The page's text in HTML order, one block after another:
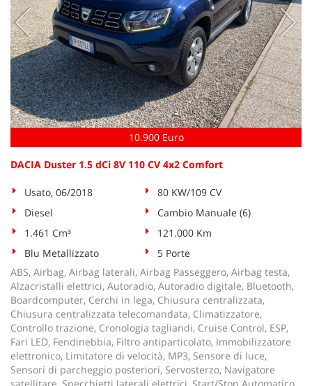
10.900 Euro
DACIA Duster 1.5 dCi 8V 110 CV 4x2 Comfort
Usato, 06/2018
80 KW/109 CV
Diesel
Cambio Manuale (6)
1.461 Cm³
121.000 Km
Blu Metallizzato
5 Porte
ABS, Airbag, Airbag laterali, Airbag Passeggero, Airbag testa,
Alzacristalli elettrici, Autoradio, Autoradio digitale, Bluetooth,
Boardcomputer, Cerchi in lega, Chiusura centralizzata,
Chiusura centralizzata telecomandata, Climatizzatore,
Controllo trazione, Cronologia tagliandi, Cruise Control, ESP,
Fari LED, Fendinebbia, Filtro antiparticolato, Immobilizzatore
elettronico, Limitatore di velocità, MP3, Sensore di luce,
Sensori di parcheggio posteriori, Servosterzo, Navigatore